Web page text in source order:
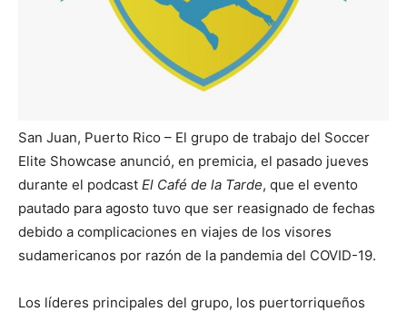
San Juan, Puerto Rico – El grupo de trabajo del Soccer
Elite Showcase anunció, en premicia, el pasado jueves
durante el podcast El Café de la Tarde, que el evento
pautado para agosto tuvo que ser reasignado de fechas
debido a complicaciones en viajes de los visores
sudamericanos por razón de la pandemia del COVID-19.
Los líderes principales del grupo, los puertorriqueños